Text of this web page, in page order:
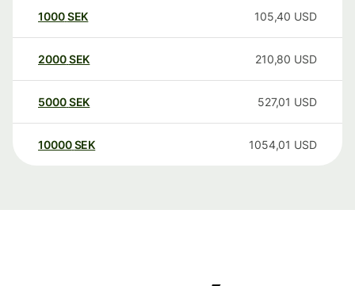
1000SEK 105,40 USD
2000SEK 210,80 USD
5000SEK 527,01 USD
10000 SEK 1054,01 USD